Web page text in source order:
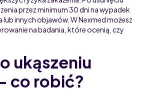
przez minimum 30 dni na wypadek
lub innych objawów. W Nexmed możesz
na badania, które ocenią, czy
ukąszeniu
co robić?